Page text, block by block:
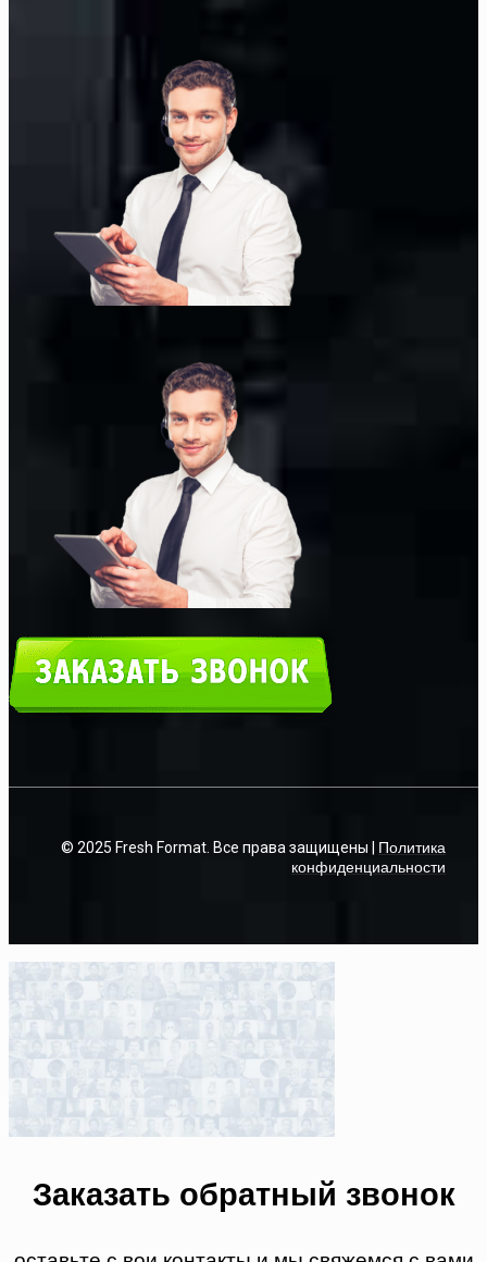
© 2025 Fresh Format. Все права защищены | Политика
конфиденциальности
Заказать обратный звонок